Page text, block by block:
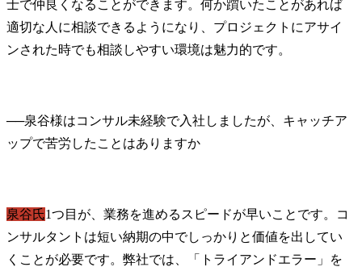
士で仲良くなることができます。何か躓いたことがあれば
適切な人に相談できるようになり、プロジェクトにアサイ
ンされた時でも相談しやすい環境は魅力的です。
──泉谷様はコンサル未経験で入社しましたが、キャッチア
泉谷氏1つ目が、業務を進めるスピードが早いことです。コ
ンサルタントは短い納期の中でしっかりと価値を出してい
くことが必要です。弊社では、「トライアンドエラー」を